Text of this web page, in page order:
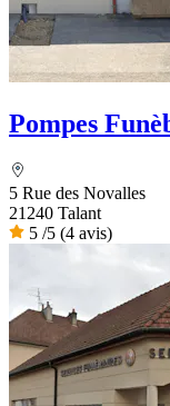
Pompes
5 Rue des Novalles
21240 Talant
5 /5 (4 avis)